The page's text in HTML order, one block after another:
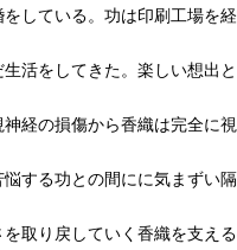
している。功は印刷工場を
活をしてきた。楽しい想出
経の損傷から香織は完全に
する功との間にに気まずい
取り戻していく香織を支え